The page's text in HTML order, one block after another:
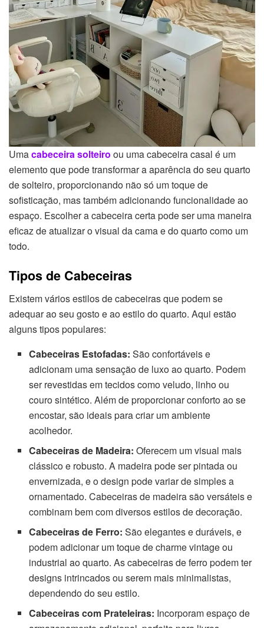
Umacabeceira solteiro ou uma cabeceira casal é um
elemento que pode transformar a aparência do seu quarto
de solteiro, proporcionando não só um toque de
sofisticação, mas também adicionando funcionalidade ao
espaço. Escolher a cabeceira certa pode ser uma maneira
eficaz de atualizar o visual da cama e do quarto como um
todo.
Tipos de Cabeceiras
Existem vários estilos de cabeceiras que podem se
adequar ao seu gosto e ao estilo do quarto. Aqui estão
alguns tipos populares:
Cabeceiras Estofadas: São confortáveis e
adicionam uma sensação de luxo ao quarto. Podem
ser revestidas em tecidos como veludo, linho ou
couro sintético. Além de proporcionar conforto ao se
encostar, são ideais para criar um ambiente
acolhedor.
Cabeceiras de Madeira: Oferecem um visual mais
clássico e robusto. A madeira pode ser pintada ou
envernizada, e o design pode variar de simples a
ornamentado. Cabeceiras de madeira são versáteis e
combinam bem com diversos estilos de decoração.
Cabeceiras de Ferro: São elegantes e duráveis, e
podem adicionar um toque de charme vintage ou
industrial ao quarto. As cabeceiras de ferro podem ter
designs intrincados ou serem mais minimalistas,
dependendo do seu estilo.
Cabeceiras com Prateleiras: Incorporam espaço de